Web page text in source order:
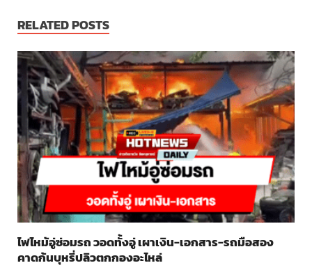
RELATED POSTS
ไฟไหม้อู่ซ่อมรถ วอดทั้งอู่ เผาเงิน-เอกสาร-รถมือสอง
คาดก้นบุหรี่ปลิวตกกองอะไหล่